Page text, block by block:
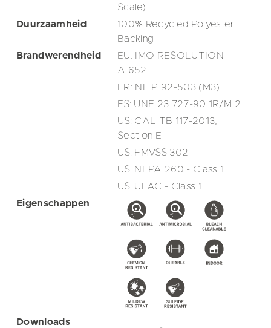
Scale)
Duurzaamheid
100% Recycled Polyester
Backing
Brandwerendheid
EU: IMO RESOLUTION
A.652
FR: NF P 92-503 (M3)
ES: UNE 23.727-90 1R/M.2
US: CAL TB 117-2013,
Section E
US: FMVSS 302
US: NFPA 260 - Class 1
US: UFAC - Class 1
Eigenschappen
Downloads